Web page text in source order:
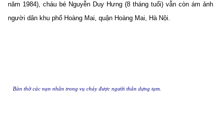
năm 1984), cháu bé Nguyễn Duy Hưng (8 tháng tuổi) vẫn còn ám ảnh
người dân khu phố Hoàng Mai, quận Hoàng Mai, Hà Nội.
Bàn thờ các nạn nhân trong vụ cháy được người thân dựng tạm.